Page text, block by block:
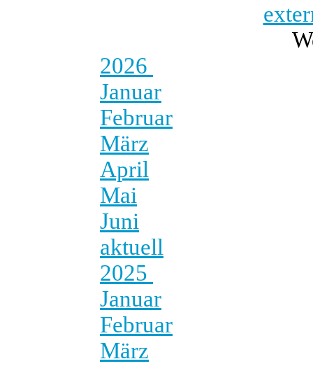
2026
Januar
Februar
März
April
Mai
Juni
aktuell
2025
Januar
Februar
März